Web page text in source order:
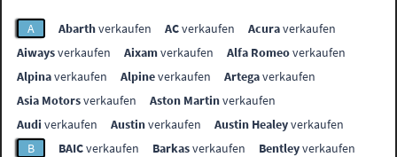
A Abarthverkaufen ACverkaufen Acuraverkaufen
Aiwaysverkaufen Aixamverkaufen Alfa Romeoverkaufen
Alpinaverkaufen Alpineverkaufen Artegaverkaufen
Asia Motorsverkaufen Aston Martinverkaufen
Audi verkaufen Austinverkaufen Austin Healeyverkaufen
B
BAICverkaufen Barkasverkaufen Bentleyverkaufen